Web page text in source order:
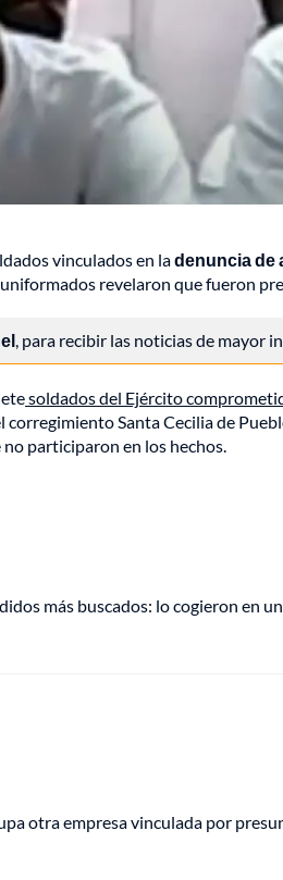
vinculados en ladenuncia de
revelaron que fueron
, para recibir las noticias de mayor
soldados del Ejército
corregimiento Santa Cecilia de
participaron en los hechos.
más buscados: lo cogieron en
otra empresa vinculada por